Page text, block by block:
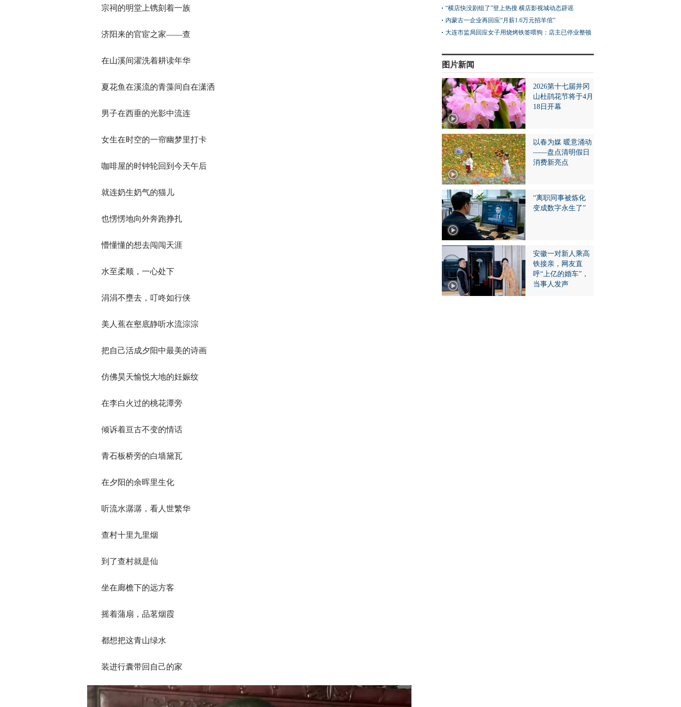
宗祠的明堂上镌刻着一族
济阳来的官宦之家——查
在山溪间濯洗着耕读年华
夏花鱼在溪流的青藻间自在潇洒
男子在西垂的光影中流连
女生在时空的一帘幽梦里打卡
咖啡屋的时钟轮回到今天午后
就连奶生奶气的猫儿
也愣愣地向外奔跑挣扎
懵懂懂的想去闯闯天涯
水至柔顺，一心处下
涓涓不壅去，叮咚如行侠
美人蕉在壑底静听水流淙淙
把自己活成夕阳中最美的诗画
仿佛昊天愉悦大地的妊娠纹
在李白火过的桃花潭旁
倾诉着亘古不变的情话
青石板桥旁的白墙黛瓦
在夕阳的余晖里生化
听流水潺潺，看人世繁华
查村十里九里烟
到了查村就是仙
坐在廊檐下的远方客
摇着蒲扇，品茗烟霞
都想把这青山绿水
装进行囊带回自己的家
“横店快没剧组了”登上热搜 横店影视城动态辟谣
内蒙古一企业再回应“月薪1.6万元招羊倌”
大连市监局回应女子用烧烤铁签喂狗：店主已停业整顿
图片新闻
2026第十七届井冈
山杜鹃花节将于4月
18日开幕
以春为媒 暖意涌动
——盘点清明假日
消费新亮点
“离职同事被炼化
变成数字永生了”
安徽一对新人乘高
铁接亲，网友直
呼“上亿的婚车”，
当事人发声